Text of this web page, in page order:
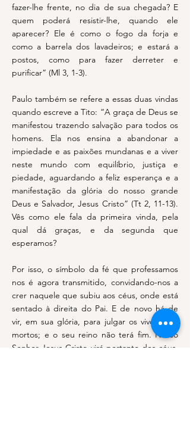
fazer-lhe frente, no dia de sua chegada? E
quem poderá resistir-lhe, quando ele
aparecer? Ele é como o fogo da forja e
como a barrela dos lavadeiros; e estará a
postos, como para fazer derreter e
purificar” (Ml 3, 1-3).
Paulo também se refere a essas duas vindas
quando escreve a Tito: “A graça de Deus se
manifestou trazendo salvação para todos os
homens. Ela nos ensina a abandonar a
impiedade e as paixões mundanas e a viver
neste mundo com equilíbrio, justiça e
piedade, aguardando a feliz esperança e a
manifestação da glória do nosso grande
Deus e Salvador, Jesus Cristo” (Tt 2, 11-13).
Vês como ele fala da primeira vinda, pela
qual dá graças, e da segunda que
esperamos?
Por isso, o símbolo da fé que professamos
nos é agora transmitido, convidando-nos a
crer naquele que subiu aos céus, onde está
sentado à direita do Pai. E de novo há de
vir, em sua glória, para julgar os vivos e os
mortos; e o seu reino não terá fim. Nosso
Senhor Jesus Cristo virá portanto dos céus,